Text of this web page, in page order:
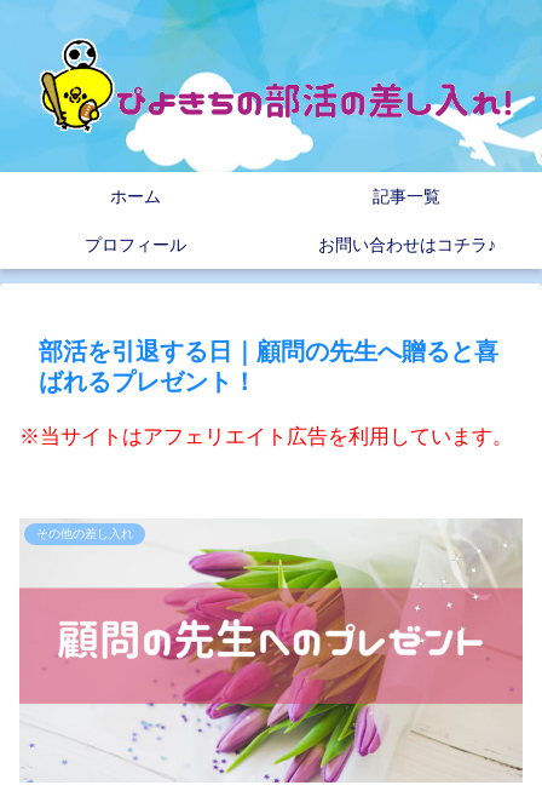
ホーム 記事一覧
プロフィール お問い合わせはコチラ♪
部活を引退する日｜顧問の先生へ贈ると喜
ばれるプレゼント！
※当サイトはアフェリエイト広告を利用しています。
その他の差し入れ